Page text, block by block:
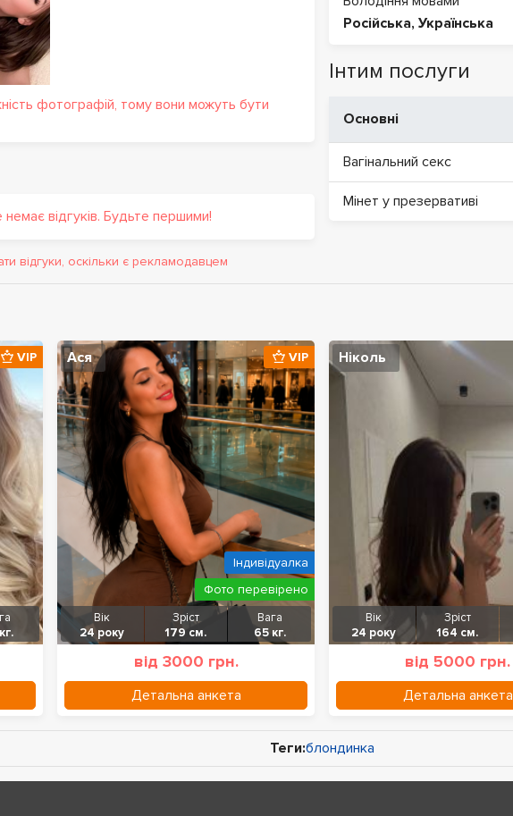
фотографій, тому вони можуть бути
Російська, Українська
Інтим послуги
Основні
Вагінальний секс
Мінет у презервативі
відгуків. Будьте першими!
відгуки, оскільки є рекламодавцем
VIP Ася
Вік
24 року
Зріст
179 см.
Вага
65 кг.
від 3000 грн.
Детальна анкета
VIP
Фото перевірено
Індивідуалка
Ніколь
Вік
24 року
Зріст
164 см.
від 5000 грн.
Детальна анкета
Теги:блондинка